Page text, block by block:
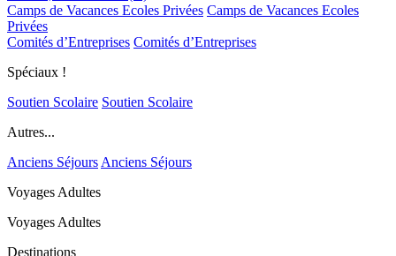
Camps de Vacances Ecoles Privées Camps de Vacances Ecoles
Privées
Comités d’Entreprises Comités d’Entreprises
Spéciaux !
Soutien Scolaire Soutien Scolaire
Autres...
Anciens Séjours Anciens Séjours
Voyages Adultes
Voyages Adultes
Destinations